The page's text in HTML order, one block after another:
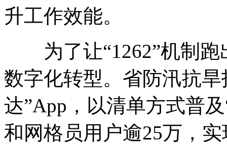
升工作效能。
为了让“1262”机制跑
数字化转型。省防汛抗
达”App，以清单方式普
和网格员用户逾25万，